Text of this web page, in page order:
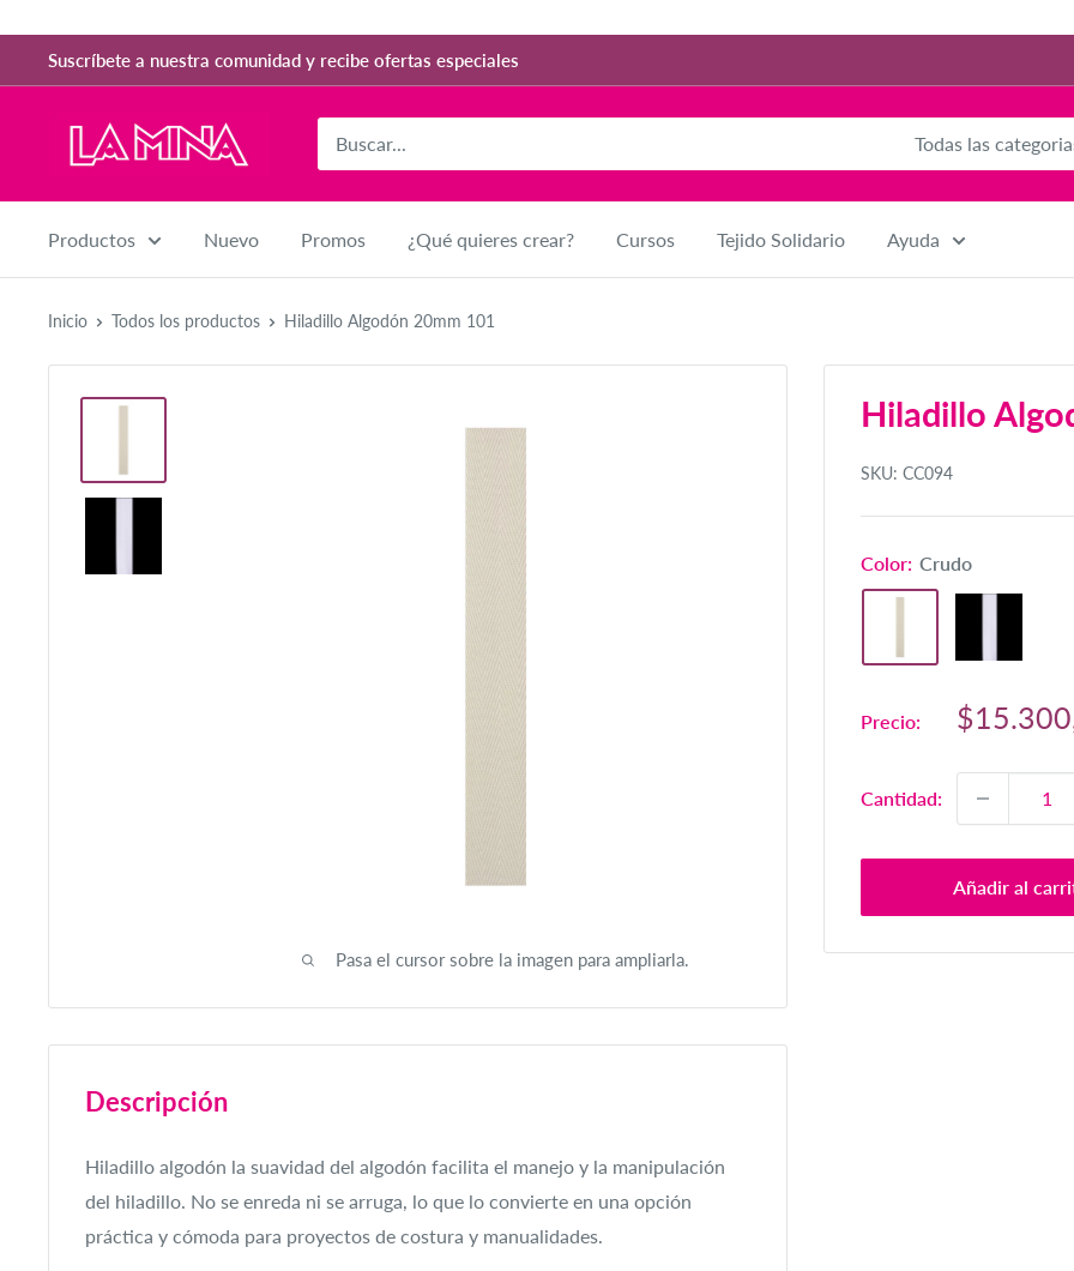
directamente
al
contenido
Suscríbete a nuestra comunidad y recibe ofertas especiales
Mina
Adornos
Todas las
Productos Nuevo Promos ¿Qué quieres crear? Cursos Tejido Solidario Ayuda
Inicio Todos los productos Hiladillo Algodón 20mm 101
Pasa el cursor sobre la imagen para ampliarla.
Hiladillo
SKU: CC094
Color: Crudo
Precio:
Precio
venta
Cantidad:
Añadir al
Descripción
Hiladillo algodón la suavidad del algodón facilita el manejo y la manipulación
del hiladillo. No se enreda ni se arruga, lo que lo convierte en una opción
práctica y cómoda para proyectos de costura y manualidades.